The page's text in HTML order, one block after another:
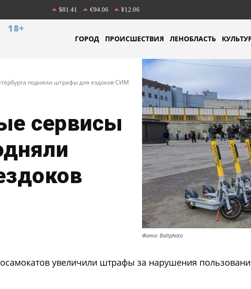
$81.41 €94.06 ¥12.06
18+
ГОРОД ПРОИСШЕСТВИЯ ЛЕНОБЛАСТЬ
подняли штрафы для ездоков СИМ
сервисы
Фото: Вaltphoto
увеличили штрафы за нарушения